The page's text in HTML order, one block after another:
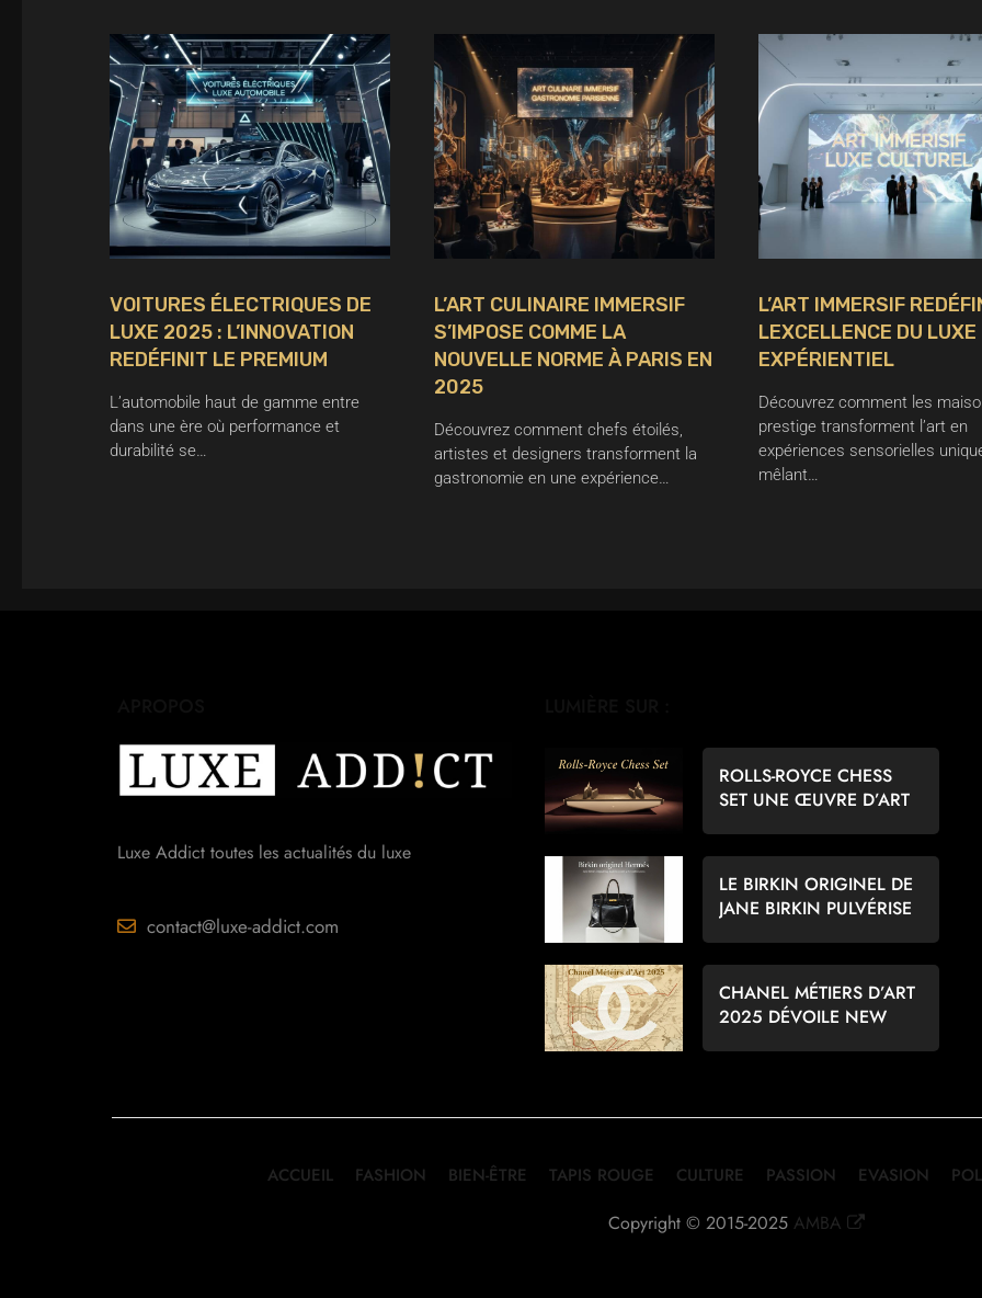
VOITURES ÉLECTRIQUES DE
LUXE 2025 : L’INNOVATION
REDÉFINIT LE PREMIUM
L’automobile haut de gamme entre
dans une ère où performance et
durabilité se…
L’ART CULINAIRE IMMERSIF
S’IMPOSE COMME LA
NOUVELLE NORME À PARIS EN
2025
Découvrez comment chefs étoilés,
artistes et designers transforment la
gastronomie en une expérience…
L’ART IMMERSIF
LEXCELLENCE DU LUXE
EXPÉRIENTIEL
Découvrez comment les
prestige transforment l’art en
expériences sensorielles
mêlant…
Luxe Addict toutes les actualités du luxe
contact@luxe-addict.com
ROLLS-ROYCE CHESS
SET UNE ŒUVRE D’ART
LE BIRKIN ORIGINEL DE
JANE BIRKIN PULVÉRISE
CHANEL MÉTIERS D’ART
2025 DÉVOILE NEW
ACCUEIL FASHION BIEN-ÊTRE TAPIS ROUGE CULTURE PASSION EVASION
Copyright © 2015-2025 AMBA